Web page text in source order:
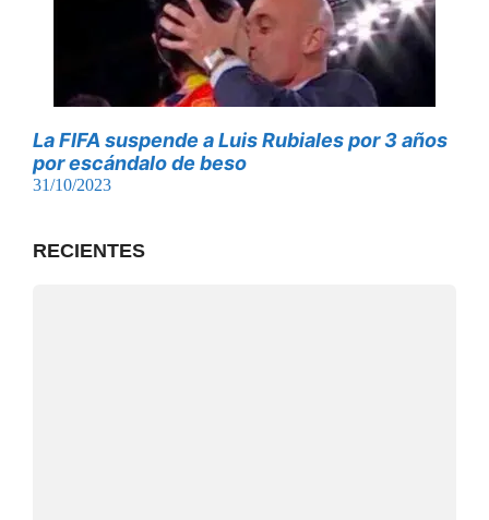
La FIFA suspende a Luis Rubiales por 3 años
por escándalo de beso
31/10/2023
RECIENTES